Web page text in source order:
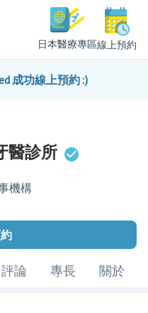
日本醫療專區線上預約
員
成功線上預約 :)
醫診所
機構
評論 專長 關於